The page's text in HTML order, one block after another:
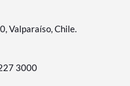
Valparaíso, Chile.
3000